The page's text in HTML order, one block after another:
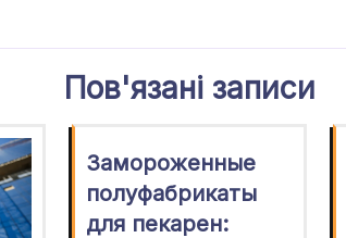
Пов'язані записи
Замороженные
полуфабрикаты
для пекарен: